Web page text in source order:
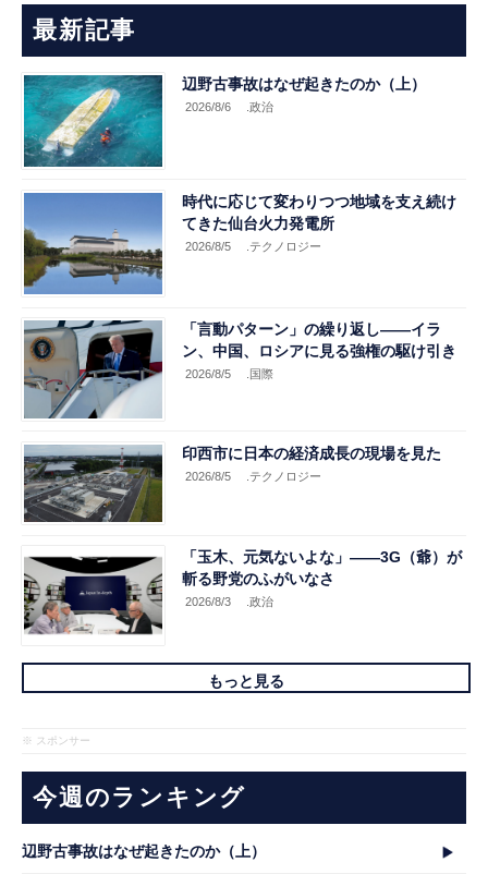
最新記事
辺野古事故はなぜ起きたのか（上）
2026/8/6 .政治
時代に応じて変わりつつ地域を支え続け
てきた仙台火力発電所
2026/8/5 .テクノロジー
「言動パターン」の繰り返し――イラ
ン、中国、ロシアに見る強権の駆け引き
2026/8/5 .国際
印西市に日本の経済成長の現場を見た
2026/8/5 .テクノロジー
「玉木、元気ないよな」――3G（爺）が
斬る野党のふがいなさ
2026/8/3 .政治
もっと見る
※ スポンサー
今週のランキング
辺野古事故はなぜ起きたのか（上）